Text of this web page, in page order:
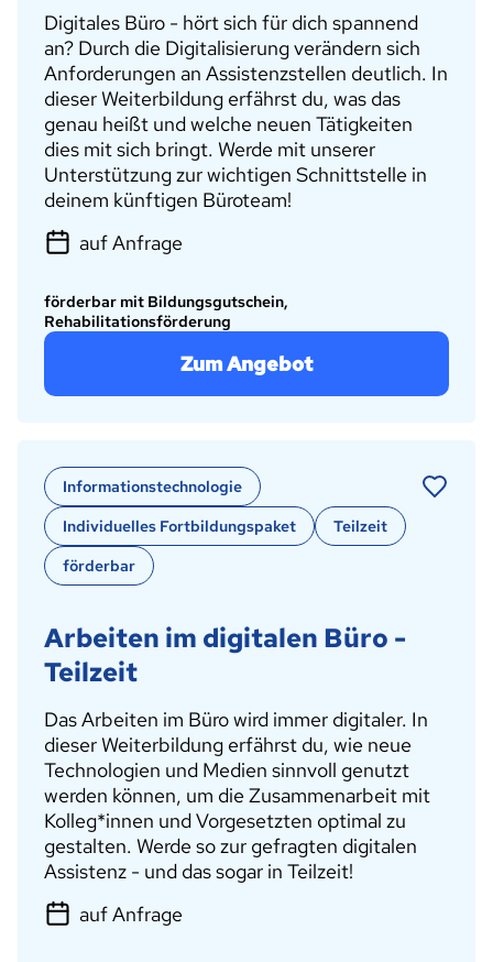
Digitales Büro - hört sich für dich spannend
an? Durch die Digitalisierung verändern sich
Anforderungen an Assistenzstellen deutlich. In
dieser Weiterbildung erfährst du, was das
genau heißt und welche neuen Tätigkeiten
dies mit sich bringt. Werde mit unserer
Unterstützung zur wichtigen Schnittstelle in
deinem künftigen Büroteam!
auf Anfrage
förderbar mit Bildungsgutschein,
Rehabilitationsförderung
Zum Angebot
Informationstechnologie
Individuelles Fortbildungspaket
Teilzeit
förderbar
Arbeiten im digitalen Büro -
Teilzeit
Das Arbeiten im Büro wird immer digitaler. In
dieser Weiterbildung erfährst du, wie neue
Technologien und Medien sinnvoll genutzt
werden können, um die Zusammenarbeit mit
Kolleg*innen und Vorgesetzten optimal zu
gestalten. Werde so zur gefragten digitalen
Assistenz - und das sogar in Teilzeit!
auf Anfrage